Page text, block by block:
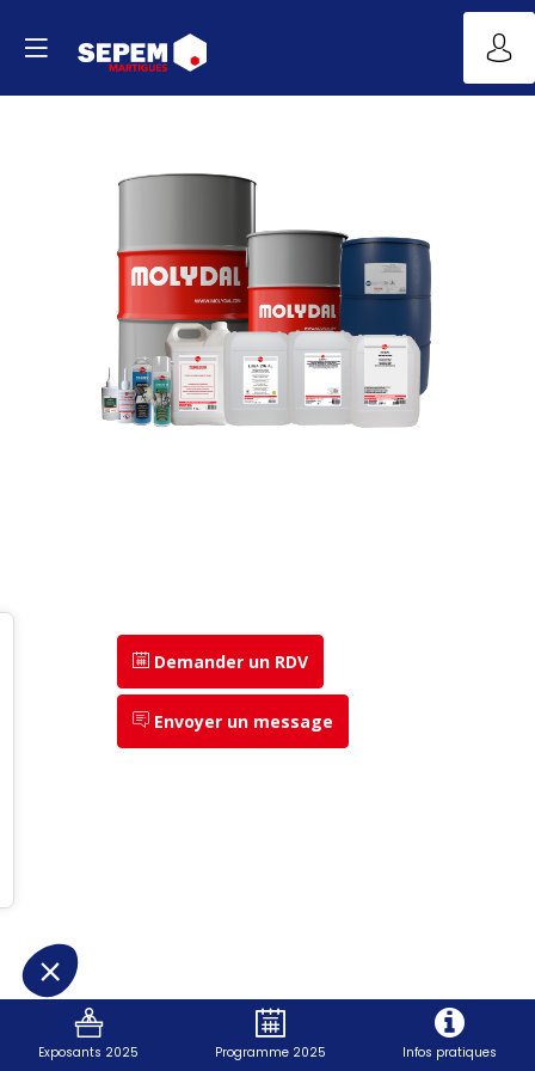
Demander un RDV
Envoyer un message
Exposants 2025 Programme 2025 Infos pratiques